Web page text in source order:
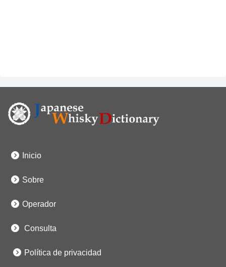
Inicio
Sobre
Operador
Consulta
Política de privacidad